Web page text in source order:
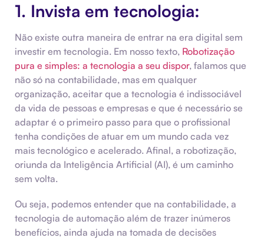
1. Invista em tecnologia:
Não existe outra maneira de entrar na era digital sem
investir em tecnologia. Em nosso texto, Robotização
pura e simples: a tecnologia a seu dispor, falamos que
não só na contabilidade, mas em qualquer
organização, aceitar que a tecnologia é indissociável
da vida de pessoas e empresas e que é necessário se
adaptar é o primeiro passo para que o profissional
tenha condições de atuar em um mundo cada vez
mais tecnológico e acelerado. Afinal, a robotização,
oriunda da Inteligência Artificial (AI), é um caminho
sem volta.
Ou seja, podemos entender que na contabilidade, a
tecnologia de automação além de trazer inúmeros
benefícios, ainda ajuda na tomada de decisões